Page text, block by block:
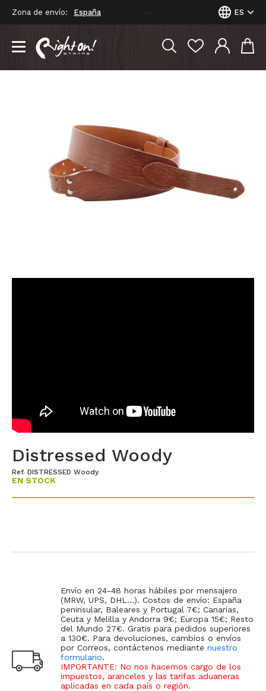
Zona de envío: ES
Distressed Woody
Ref. DISTRESSED Woody
EN STOCK
Envío en 24-48 horas hábiles por mensajero
(MRW, UPS, DHL...). Costos de envío: España
peninsular, Baleares y Portugal 7€; Canarias,
Ceuta y Melilla y Andorra 9€; Europa 15€; Resto
del Mundo 27€. Gratis para pedidos superiores
a 130€. Para devoluciones, cambios o envíos
por Correos, contáctenos mediante nuestro
formulario.
IMPORTANTE: No nos hacemos cargo de los
impuestos, aranceles y las tarifas aduaneras
aplicadas en cada país o región.